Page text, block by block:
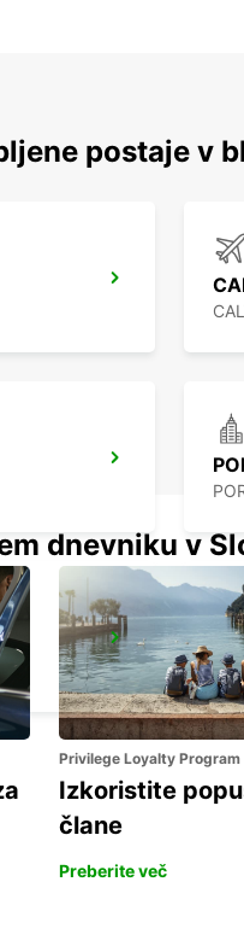
postaje v
dnevniku v
Privilege Loyalty Program
Izkoristite
člane
Preberite več